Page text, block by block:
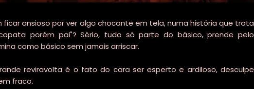
ficar ansioso por ver algo chocante em tela, numa história que trata
porém pai"? Sério, tudo só parte do básico, prende pelo
como básico sem jamais arriscar.
reviravolta é o fato do cara ser esperto e ardiloso, desculpe
fraco.